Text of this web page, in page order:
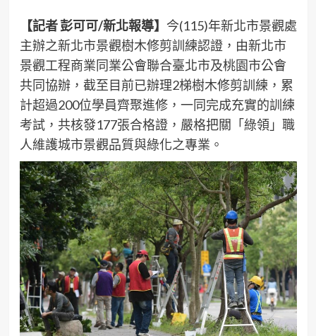
【記者 彭可可/新北報導】 今(115)年新北市景觀處
主辦之新北市景觀樹木修剪訓練認證，由新北市
景觀工程商業同業公會聯合臺北市及桃園市公會
共同協辦，截至目前已辦理2梯樹木修剪訓練，累
計超過200位學員齊聚進修，一同完成充實的訓練
考試，共核發177張合格證，嚴格把關「綠領」職
人維護城市景觀品質與綠化之專業。